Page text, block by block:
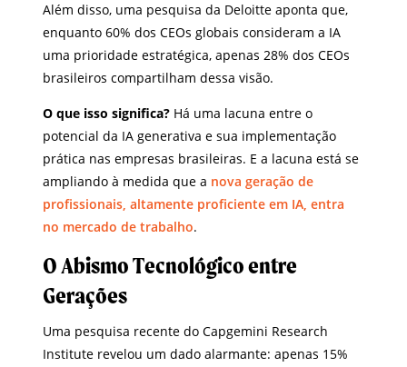
Além disso, uma pesquisa da Deloitte aponta que,
enquanto 60% dos CEOs globais consideram a IA
uma prioridade estratégica, apenas 28% dos CEOs
brasileiros compartilham dessa visão.
O que isso significa? Há uma lacuna entre o
potencial da IA generativa e sua implementação
prática nas empresas brasileiras. E a lacuna está se
ampliando à medida que a nova geração de
profissionais, altamente proficiente em IA, entra
no mercado de trabalho.
O Abismo Tecnológico entre
Gerações
Uma pesquisa recente do Capgemini Research
Institute revelou um dado alarmante: apenas 15%